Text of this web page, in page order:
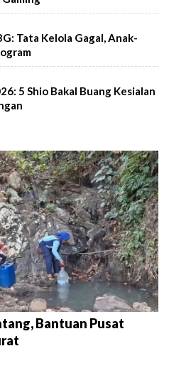
Tata Kelola Gagal, Anak-
5 Shio Bakal Buang Kesialan
Bantuan Pusat